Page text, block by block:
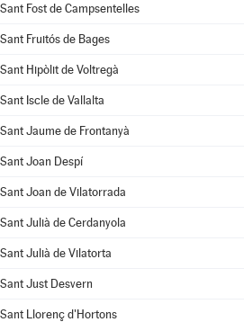
Sant Fost de Campsentelles
Sant Fruitós de Bages
Sant Hipòlit de Voltregà
Sant Iscle de Vallalta
Sant Jaume de Frontanyà
Sant Joan Despí
Sant Joan de Vilatorrada
Sant Julià de Cerdanyola
Sant Julià de Vilatorta
Sant Just Desvern
Sant Llorenç d'Hortons